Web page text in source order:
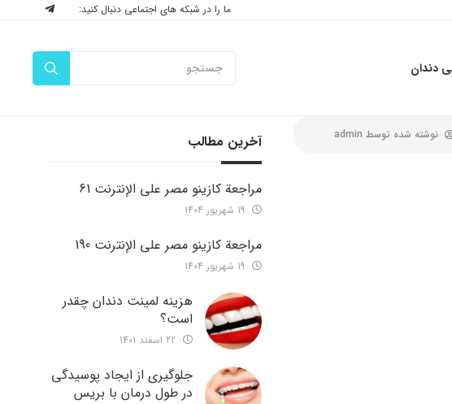
ما را در شبکه های اجتماعی دنبال کنید:
دندان
نوشته شده توسط admin آخرین مطالب
مراجعة كازينو مصر على الإنترنت 61
مراجعة كازينو مصر على الإنترنت 190
هزینه لمینت دندان چقدر
است؟
جلوگیری از ایجاد پوسیدگی
در طول درمان با بریس